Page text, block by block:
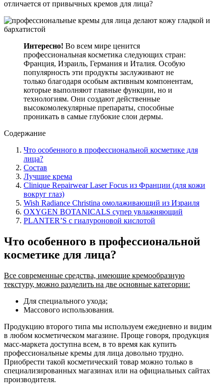
отличается от привычных кремов для лица?
Интересно! Во всем мире ценится
профессиональная косметика следующих стран:
Франция, Израиль, Германия и Италия. Особую
популярность эти продукты заслуживают не
только благодаря особым активным компонентам,
которые выполняют главные функции, но и
технологиям. Они создают действенные
высокомолекулярные препараты, способные
проникать в самые глубокие слои дермы.
Содержание
Что особенного в профессиональной косметике для
лица?
Состав
Лучшие крема
Clinique Repairwear Laser Focus из Франции (для кожи
вокруг глаз)
Wish Radiance Christina омолаживающий из Израиля
OXYGEN BOTANICALS супер увлажняющий
PLANTER’S с гиалуроновой кислотой
Что особенного в профессиональной
косметике для лица?
Все современные средства, имеющие кремообразную
текстуру, можно разделить на две основные категории:
Для специального ухода;
Массового использования.
Продукцию второго типа мы используем ежедневно и видим
в любом косметическом магазине. Проще говоря, продукция
масс-маркета доступна всем, в то время как купить
профессиональные кремы для лица довольно трудно.
Приобрести такой косметический товар можно только в
специализированных магазинах или на официальных сайтах
производителя.